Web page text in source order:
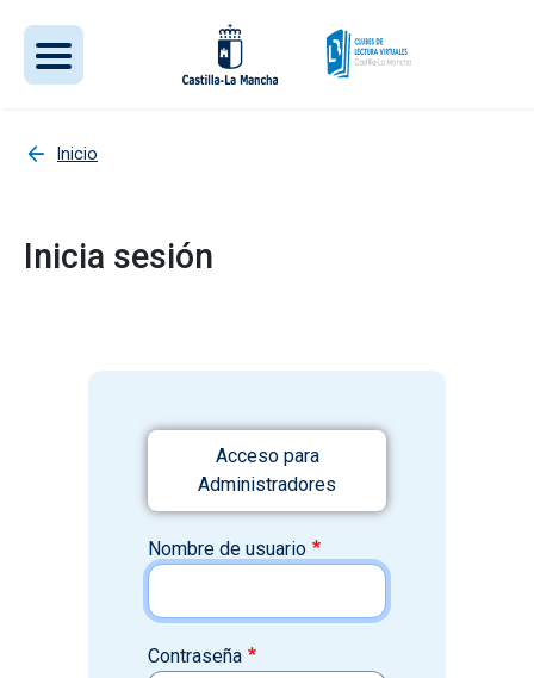
Inicio
Inicia sesión
Acceso para
Administradores
Nombre de usuario
Contraseña